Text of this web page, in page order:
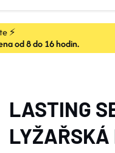
⚡
od 8 do 16 hodin.
LASTING
LYŽAŘSKÁ